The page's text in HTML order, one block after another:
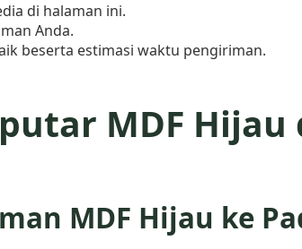
di halaman ini.
Anda.
beserta estimasi waktu pengiriman.
MDF Hijau
MDF Hijau ke